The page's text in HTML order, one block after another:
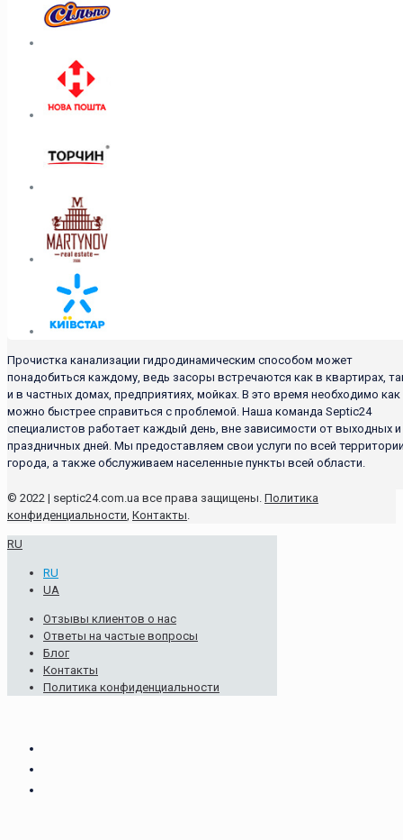
Прочистка канализации гидродинамическим способом может
понадобиться каждому, ведь засоры встречаются как в квартирах,
и в частных домах, предприятиях, мойках. В это время необходимо как
можно быстрее справиться с проблемой. Наша команда Septic24
специалистов работает каждый день, вне зависимости от выходных и
праздничных дней. Мы предоставляем свои услуги по всей
города, а также обслуживаем населенные пункты всей области.
© 2022 | septic24.com.ua все права защищены. Политика
конфиденциальности, Контакты.
RU
RU
UA
Отзывы клиентов о нас
Ответы на частые вопросы
Блог
Контакты
Политика конфиденциальности